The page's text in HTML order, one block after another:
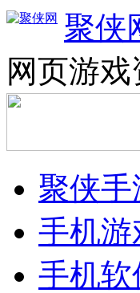
聚侠
网页游戏
聚侠手
手机游
手机软